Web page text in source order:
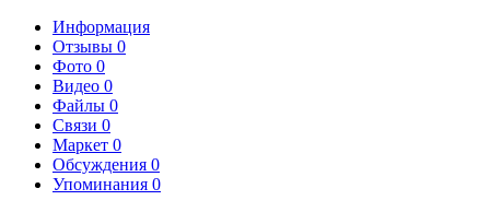
Информация
Отзывы 0
Фото 0
Видео 0
Файлы 0
Связи 0
Маркет 0
Обсуждения 0
Упоминания 0